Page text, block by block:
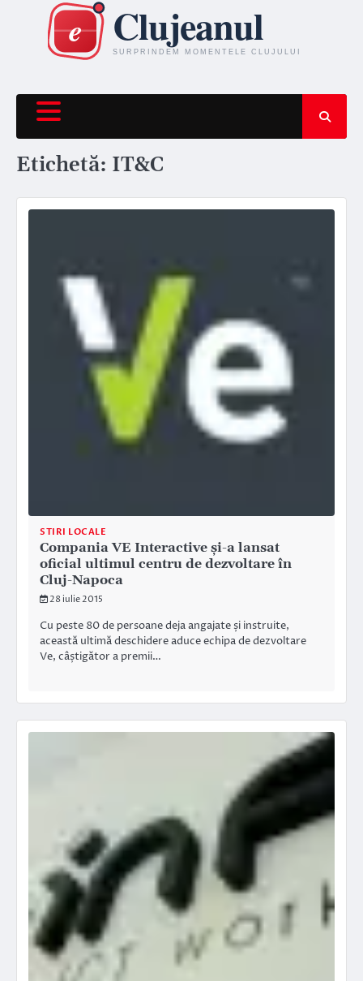
content
Etichetă: IT&C
STIRI LOCALE
Compania VE Interactive și-a lansat
oficial ultimul centru de dezvoltare în
Cluj-Napoca
28 iulie 2015
Cu peste 80 de persoane deja angajate și instruite,
această ultimă deschidere aduce echipa de dezvoltare
Ve, câștigător a premii…